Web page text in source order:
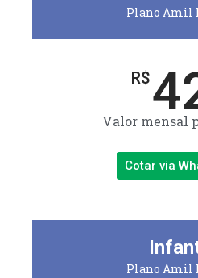
Plano Amil
R$
Valor mensal
Cotar via
Plano Amil